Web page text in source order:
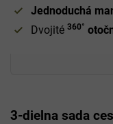
Jednoduchá
Dvojité 360°
3-dielna sada